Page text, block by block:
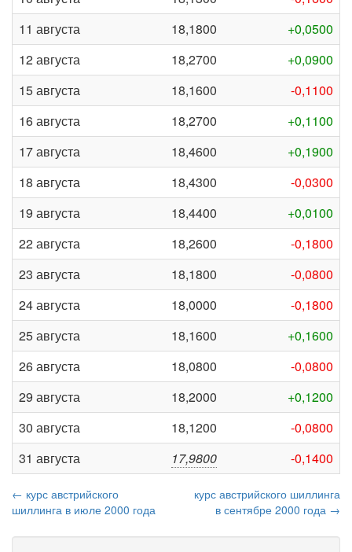
11 августа
18,1800
+0,0500
12 августа
18,2700
+0,0900
15 августа
18,1600
-0,1100
16 августа
18,2700
+0,1100
17 августа
18,4600
+0,1900
18 августа
18,4300
-0,0300
19 августа
18,4400
+0,0100
22 августа
18,2600
-0,1800
23 августа
18,1800
-0,0800
24 августа
18,0000
-0,1800
25 августа
18,1600
+0,1600
26 августа
18,0800
-0,0800
29 августа
18,2000
+0,1200
30 августа
18,1200
-0,0800
31 августа
17,9800 -0,1400
← курс австрийского
шиллинга в июле 2000 года
курс австрийского шиллинга
в сентябре 2000 года →